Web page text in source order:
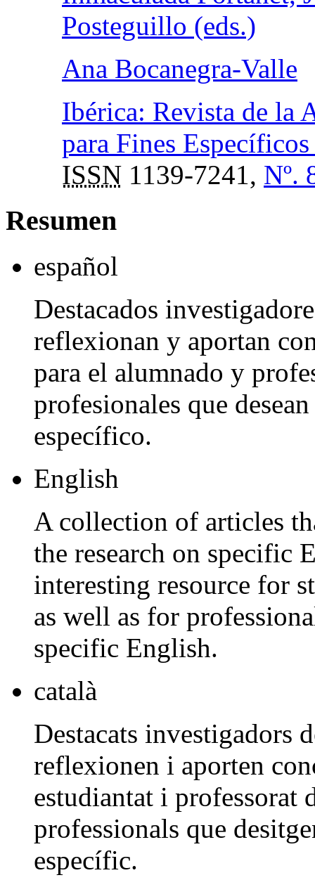
Posteguillo (eds.)
Ana Bocanegra-Valle
Ibérica: Revista de la
para Fines
ISSN 1139-7241, Nº.
Resumen
español
Destacados
reflexionan y aportan
para el alumnado y
profesionales que
específico.
English
A collection of articles
the research on specific
interesting resource for
as well as for
specific English.
català
Destacats investigadors
reflexionen i aporten
estudiantat i professorat
professionals que
específic.